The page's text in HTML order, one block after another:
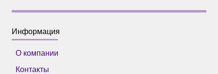
Информация
О компании
Контакты